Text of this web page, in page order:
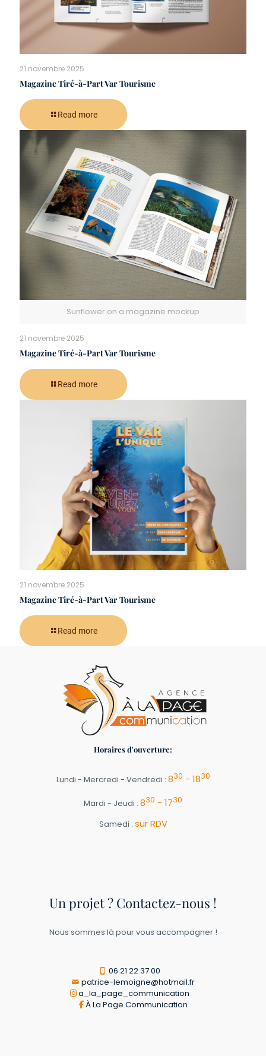
21 novembre 2025
Magazine Tiré-à-Part Var Tourisme
Read more
Sunflower on a magazine mockup
21 novembre 2025
Magazine Tiré-à-Part Var Tourisme
Read more
21 novembre 2025
Magazine Tiré-à-Part Var Tourisme
Read more
Horaires d'ouverture:
Lundi - Mercredi - Vendredi : 830 - 1830
Mardi - Jeudi : 830 - 1730
Samedi : sur RDV
Un projet ? Contactez-nous !
Nous sommes là pour vous accompagner !
06 21 22 37 00
patrice-lemoigne@hotmail.fr
a_la_page_communication
À La Page Communication